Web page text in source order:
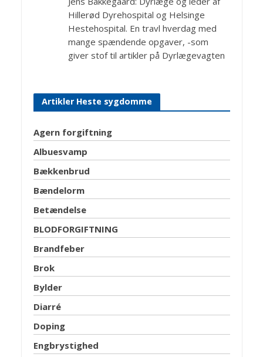
Hillerød Dyrehospital og Helsinge
Hestehospital. En travl hverdag med
mange spændende opgaver, -som
giver stof til artikler på Dyrlægevagten
Artikler Heste sygdomme
Agern forgiftning
Albuesvamp
Bækkenbrud
Bændelorm
Betændelse
BLODFORGIFTNING
Brandfeber
Brok
Bylder
Diarré
Doping
Engbrystighed